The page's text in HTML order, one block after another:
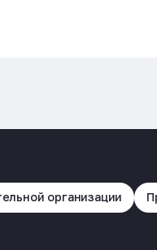
организации